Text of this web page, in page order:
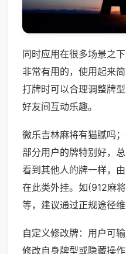
同时应用在很多场景之
非常有用的，使用起来
打牌时可以合理调整牌
好友间互动乐趣。
微乐吉林麻将有猫腻吗
部分用户的牌特别好，
看到其他人的牌一样，
在此类外挂。如(912麻
等，建议通过正规途径维
自定义修改牌：用户可
修改自身牌型或隐藏操